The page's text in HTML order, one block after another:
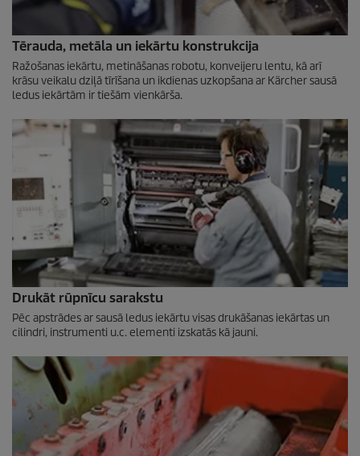
Tērauda, metāla un iekārtu konstrukcija
Ražošanas iekārtu, metināšanas robotu, konveijeru lentu, kā arī
krāsu veikalu dziļā tīrīšana un ikdienas uzkopšana ar Kärcher sausā
ledus iekārtām ir tiešām vienkārša.
Drukāt rūpnīcu sarakstu
Pēc apstrādes ar sausā ledus iekārtu visas drukāšanas iekārtas un
cilindri, instrumenti u.c. elementi izskatās kā jauni.